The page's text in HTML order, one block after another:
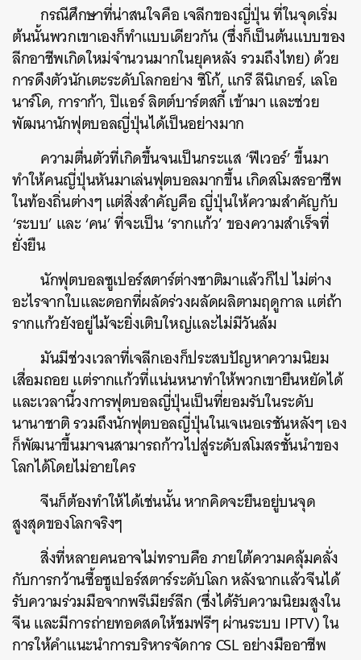
กรณีศึกษาที่น่าสนใจคือ เจลีกของญี่ปุ่น ที่ในจุดเริ่ม
ต้นนั้นพวกเขาเองก็ทำแบบเดียวกัน (ซึ่งก็เป็นต้นแบบของ
ลีกอาชีพเกิดใหม่จำนวนมากในยุคหลัง รวมถึงไทย) ด้วย
การดึงตัวนักเตะระดับโลกอย่าง ซิโก้, แกรี ลีนิเกอร์, เลโอ
นาร์โด, การาก้า, ปิแอร์ ลิตต์บาร์ตสกี้ เข้ามา และช่วย
พัฒนานักฟุตบอลญี่ปุ่นได้เป็นอย่างมาก
ความตื่นตัวที่เกิดขึ้นจนเป็นกระแส ‘ฟีเวอร์’ ขึ้นมา
ทำให้คนญี่ปุ่นหันมาเล่นฟุตบอลมากขึ้น เกิดสโมสรอาชีพ
ในท้องถิ่นต่างๆ แต่สิ่งสำคัญคือ ญี่ปุ่นให้ความสำคัญกับ
‘ระบบ’​ และ ‘คน’ ที่จะเป็น ‘รากแก้ว’ ของความสำเร็จที่
ยั่งยืน
นักฟุตบอลซูเปอร์สตาร์ต่างชาติมาแล้วก็ไป ไม่ต่าง
อะไรจากใบและดอกที่ผลัดร่วงผลัดผลิตามฤดูกาล แต่ถ้า
รากแก้วยังอยู่ไม้จะยิ่งเติบใหญ่และไม่มีวันล้ม
มันมีช่วงเวลาที่เจลีกเองก็ประสบปัญหาความนิยม
เสื่อมถอย แต่รากแก้วที่แน่นหนาทำให้พวกเขายืนหยัดได้
และเวลานี้วงการฟุตบอลญี่ปุ่นเป็นที่ยอมรับในระดับ
นานาชาติ รวมถึงนักฟุตบอลญี่ปุ่นในเจเนอเรชันหลังๆ เอง
ก็พัฒนาขึ้นมาจนสามารถก้าวไปสู่ระดับสโมสรชั้นนำของ
โลกได้โดยไม่อายใคร
จีนก็ต้องทำให้ได้เช่นนั้น หากคิดจะยืนอยู่บนจุด
สูงสุดของโลกจริงๆ
สิ่งที่หลายคนอาจไม่ทราบคือ ภายใต้ความคลุ้มคลั่ง
กับการกว้านซื้อซูเปอร์สตาร์ระดับโลก หลังฉากแล้วจีนได้
รับความร่วมมือจากพรีเมียร์ลีก (ซึ่งได้รับความนิยมสูงใน
จีน และมีการถ่ายทอดสดให้ชมฟรีๆ ผ่านระบบ IPTV) ใน
การให้คำแนะนำการบริหารจัดการ CSL อย่างมืออาชีพ